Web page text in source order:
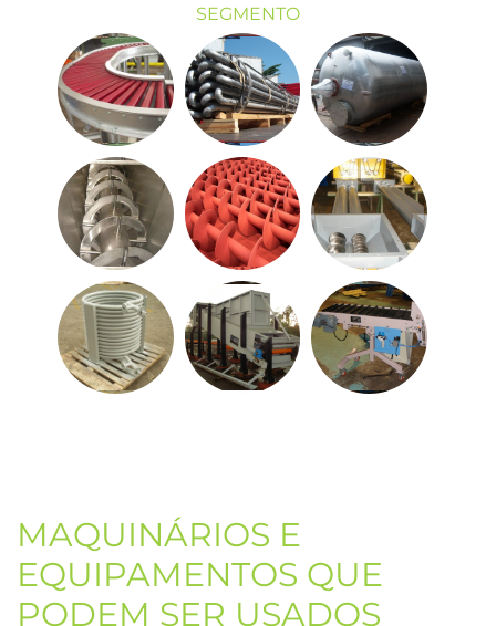
SEGMENTO
MAQUINÁRIOS E
EQUIPAMENTOS QUE
PODEM SER USADOS